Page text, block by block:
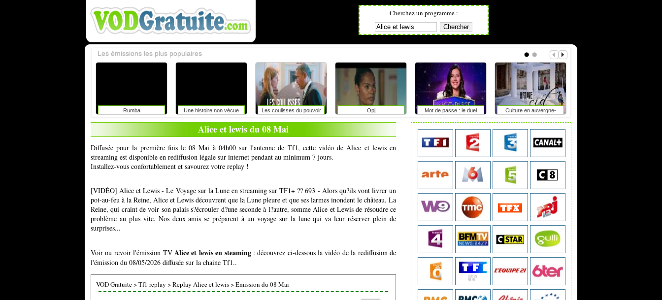
Cherchez un programme :
Rumba Une histoire non vécue Les coulisses du pouvoir Opj Mot de passe : le duel
Culture en auvergne-
rhône-alpes
Les émissions les plus populaires
Alice et lewis du 08 Mai
Diffusée pour la première fois le 08 Mai à 04h00 sur l'antenne de Tf1, cette vidéo de Alice et lewis en
streaming est disponible en rediffusion légale sur internet pendant au minimum 7 jours.
Installez-vous confortablement et savourez votre replay !
[VIDÉO] Alice et Lewis - Le Voyage sur la Lune en streaming sur TF1+ ?? 693 - Alors qu?ils vont livrer un
pot-au-feu à la Reine, Alice et Lewis découvrent que la Lune pleure et que ses larmes inondent le château. La
Reine, qui craint de voir son palais s?écrouler d?une seconde à l?autre, somme Alice et Lewis de résoudre ce
problème au plus vite. Nos deux amis se préparent à un voyage sur la lune qui va leur réserver plein de
surprises...
Voir ou revoir l'émission TV Alice et lewis en steaming: découvrez ci-dessous la vidéo de la rediffusion de
l'émission du 08/05/2026 diffusée sur la chaine Tf1..
VOD Gratuite>Tf1 replay >Replay Alice et lewis>Emission du 08 Mai